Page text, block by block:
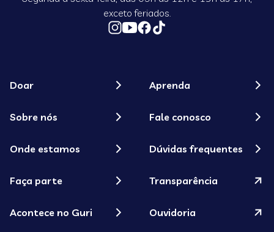
exceto feriados.
Doar
Sobre nós
Onde estamos
Faça parte
Acontece no Guri
Aprenda
Fale conosco
Dúvidas frequentes
Transparência
Ouvidoria